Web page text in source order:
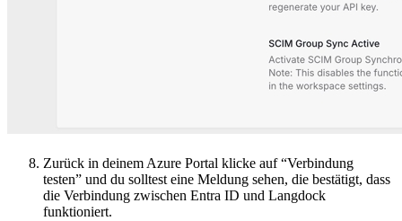
Zurück in deinem Azure Portal klicke auf “Verbindung
testen” und du solltest eine Meldung sehen, die bestätigt, dass
die Verbindung zwischen Entra ID und Langdock
funktioniert.